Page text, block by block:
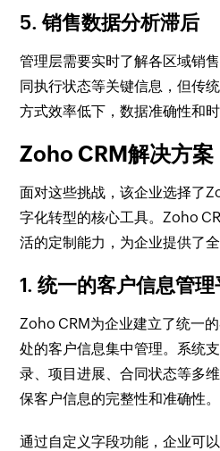
5. 销售数据分析滞后
管理层需要实时了解各区域销
同执行状态等关键信息，但传
方式效率低下，数据准确性和时
Zoho CRM解决方案
面对这些挑战，该企业选择了
字化转型的核心工具。Zoho
活的定制能力，为企业提供了
1. 统一的客户信息管理
Zoho CRM为企业建立了统一
处的客户信息集中管理。系统
录、项目进展、合同状态等多
保客户信息的完整性和准确性。
通过自定义字段功能，企业可